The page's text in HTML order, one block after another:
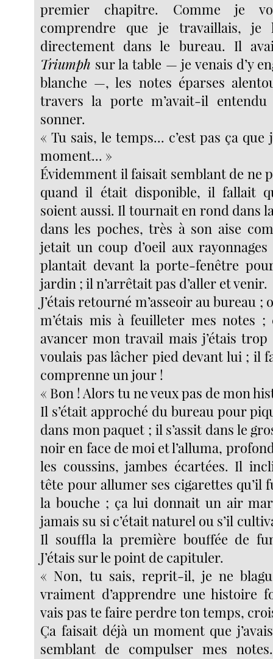
premier chapitre. Comme je
comprendre que je travaillais, je
directement dans le bureau. Il
Triumph sur la table — je venais d’y
blanche —, les notes éparses
travers la porte m’avait-il
sonner.
« Tu sais, le temps... c’est pas ça que
moment... »
Évidemment il faisait semblant de ne
quand il était disponible, il fallait
soient aussi. Il tournait en rond dans
dans les poches, très à son aise
jetait un coup d’oeil aux
plantait devant la porte-fenêtre
jardin ; il n’arrêtait pas d’aller et venir.
J’étais retourné m’asseoir au bureau ;
m’étais mis à feuilleter mes notes
avancer mon travail mais j’étais
voulais pas lâcher pied devant lui ; il
comprenne un jour !
« Bon ! Alors tu ne veux pas de mon
Il s’était approché du bureau pour
dans mon paquet ; il s’assit dans le
noir en face de moi et l’alluma,
les coussins, jambes écartées. Il
tête pour allumer ses cigarettes qu’il
la bouche ; ça lui donnait un air
jamais su si c’était naturel ou s’il
Il souffla la première bouffée de
J’étais sur le point de capituler.
« Non, tu sais, reprit-il, je ne
vraiment d’apprendre une histoire
vais pas te faire perdre ton temps,
Ça faisait déjà un moment que
semblant de compulser mes